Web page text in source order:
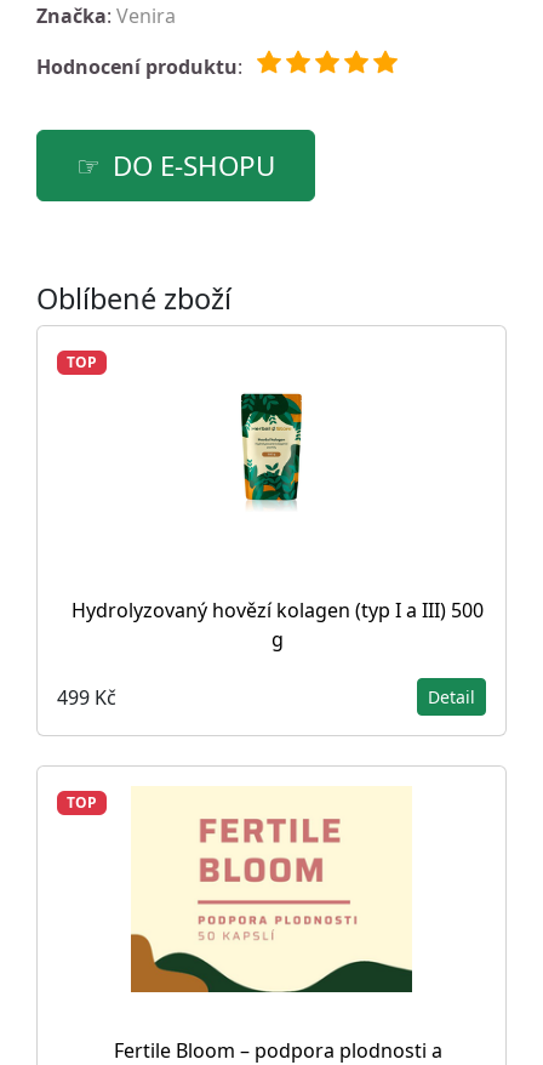
Značka: Venira
Hodnocení produktu:
DO E-SHOPU
Oblíbené zboží
TOP
Hydrolyzovaný hovězí kolagen (typ I a III) 500
g
499 Kč Detail
TOP
Fertile Bloom – podpora plodnosti a